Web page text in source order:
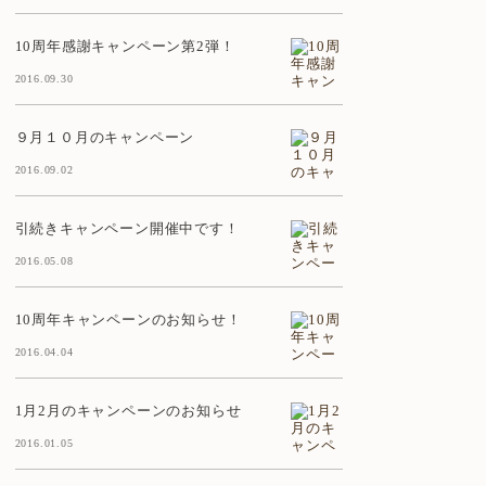
10周年感謝キャンペーン第2弾！
2016.09.30
９月１０月のキャンペーン
2016.09.02
引続きキャンペーン開催中です！
2016.05.08
10周年キャンペーンのお知らせ！
2016.04.04
1月2月のキャンペーンのお知らせ
2016.01.05